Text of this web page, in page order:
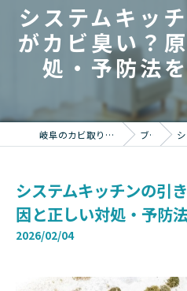
システムキッ
がカビ臭い？
処・予防法
岐阜のカビ取りならカビバスターズ岐阜 ブログ シ
システムキッチンの引
因と正しい対処・予防
2026/02/04